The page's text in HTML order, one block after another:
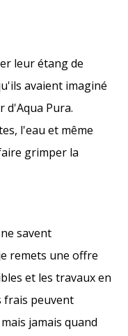
leur étang de
avaient imaginé
d'Aqua Pura.
l'eau et même
grimper la
savent
remets une offre
et les travaux en
frais peuvent
jamais quand